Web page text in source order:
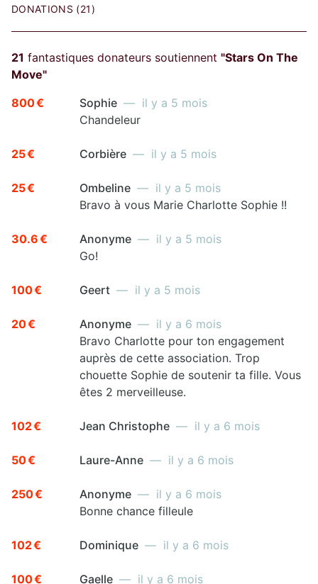
DONATIONS (21)
21 fantastiques donateurs soutiennent "Stars On The
Move"
800 €
Sophie — il y a 5 mois
Chandeleur
25 € Corbière — il y a 5 mois
25 € Ombeline — il y a 5 mois
Bravo à vous Marie Charlotte Sophie !!
30.6 € Anonyme — il y a 5 mois
Go!
100 € Geert — il y a 5 mois
20 € Anonyme — il y a 6 mois
Bravo Charlotte pour ton engagement
auprès de cette association. Trop
chouette Sophie de soutenir ta fille. Vous
êtes 2 merveilleuse.
102 € Jean Christophe — il y a 6 mois
50 € Laure-Anne — il y a 6 mois
250 € Anonyme — il y a 6 mois
Bonne chance filleule
102 € Dominique — il y a 6 mois
100 € Gaelle — il y a 6 mois